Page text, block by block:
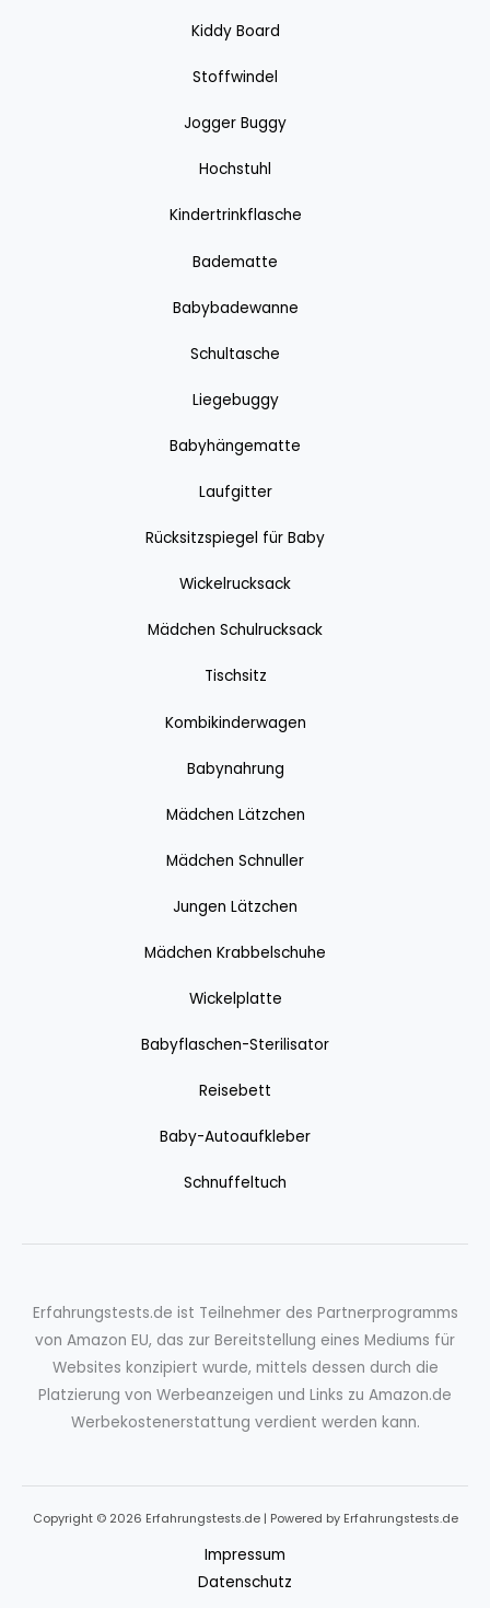
Kiddy Board
Stoffwindel
Jogger Buggy
Hochstuhl
Kindertrinkflasche
Badematte
Babybadewanne
Schultasche
Liegebuggy
Babyhängematte
Laufgitter
Rücksitzspiegel für Baby
Wickelrucksack
Mädchen Schulrucksack
Tischsitz
Kombikinderwagen
Babynahrung
Mädchen Lätzchen
Mädchen Schnuller
Jungen Lätzchen
Mädchen Krabbelschuhe
Wickelplatte
Babyflaschen-Sterilisator
Reisebett
Baby-Autoaufkleber
Schnuffeltuch
Erfahrungstests.de ist Teilnehmer des Partnerprogramms
von Amazon EU, das zur Bereitstellung eines Mediums für
Websites konzipiert wurde, mittels dessen durch die
Platzierung von Werbeanzeigen und Links zu Amazon.de
Werbekostenerstattung verdient werden kann.
Copyright © 2026 Erfahrungstests.de | Powered by Erfahrungstests.de
Impressum
Datenschutz